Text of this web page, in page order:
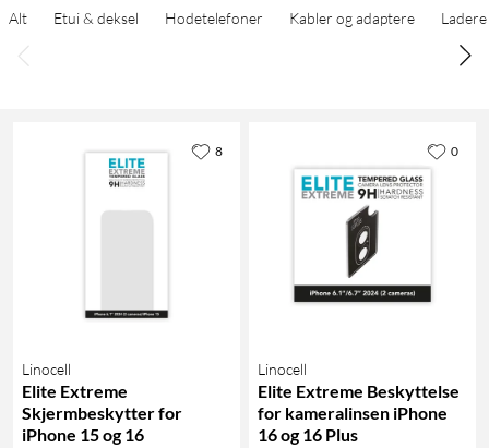
Alt Etui & deksel Hodetelefoner Kabler og adaptere Ladere
Linocell
Elite Extreme
Skjermbeskytter for
iPhone 15 og 16
8
Linocell
Elite Extreme Beskyttelse
for kameralinsen iPhone
16 og 16 Plus
0